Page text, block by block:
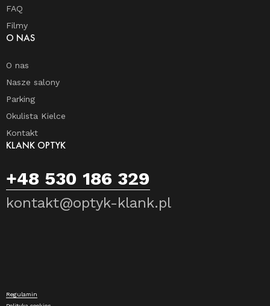
FAQ
Filmy
O NAS
O nas
Nasze salony
Parking
Okulista Kielce
Kontakt
KLANK OPTYK
+48 530 186 329
kontakt@optyk-klank.pl
Regulamin